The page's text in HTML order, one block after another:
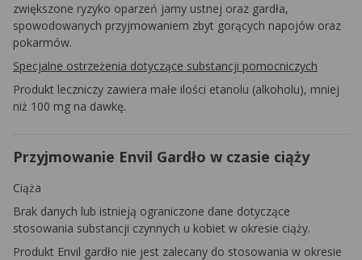
zwiększone ryzyko oparzeń jamy ustnej oraz gardła,
spowodowanych przyjmowaniem zbyt gorących napojów oraz
pokarmów.
Specjalne ostrzeżenia dotyczące substancji pomocniczych
Produkt leczniczy zawiera małe ilości etanolu (alkoholu), mniej
niż 100 mg na dawkę.
Przyjmowanie Envil Gardło w czasie ciąży
Ciąża
Brak danych lub istnieją ograniczone dane dotyczące
stosowania substancji czynnych u kobiet w okresie ciąży.
Produkt Envil gardło nie jest zalecany do stosowania w okresie